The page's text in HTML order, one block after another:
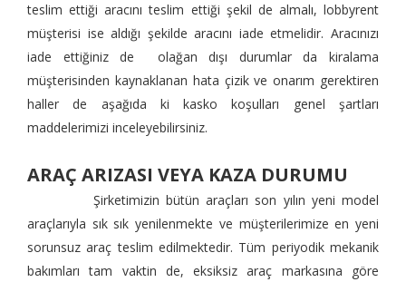
teslim ettiği aracını teslim ettiği şekil de almalı, lobbyrent
müşterisi ise aldığı şekilde aracını iade etmelidir. Aracınızı
iade ettiğiniz de olağan dışı durumlar da kiralama
müşterisinden kaynaklanan hata çizik ve onarım gerektiren
haller de aşağıda ki kasko koşulları genel şartları
maddelerimizi inceleyebilirsiniz.
ARAÇ ARIZASI VEYA KAZA DURUMU
Şirketimizin bütün araçları son yılın yeni model
araçlarıyla sık sık yenilenmekte ve müşterilerimize en yeni
sorunsuz araç teslim edilmektedir. Tüm periyodik mekanik
bakımları tam vaktin de, eksiksiz araç markasına göre